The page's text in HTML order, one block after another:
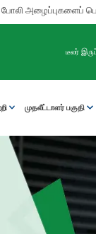
டீலர்
முதலீட்டாளர் பகுதி